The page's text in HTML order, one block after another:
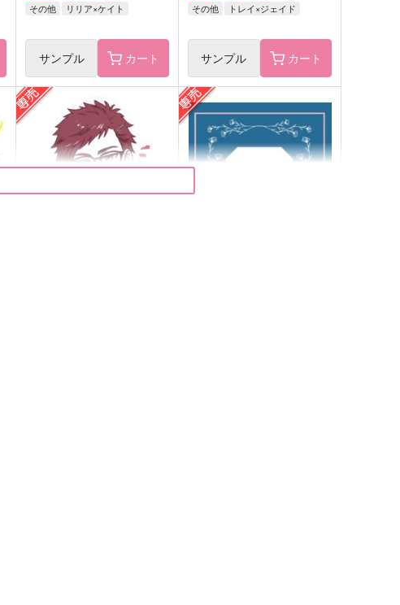
ぐるぐるポップアウト
原罪モラトリアム
その他 リリア×ケイト
サンプル カート
その他 トレイ×ジェイド
サンプル カート